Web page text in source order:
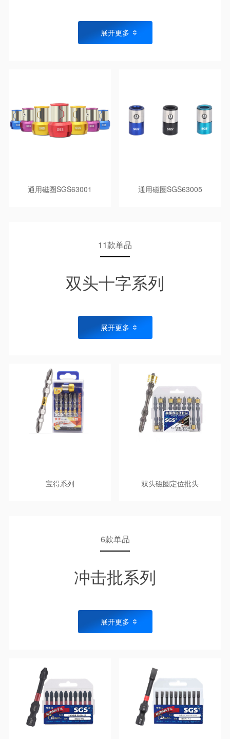
展开更多
通用磁圈SGS63001 通用磁圈SGS63005
11款单品
双头十字系列
展开更多
宝得系列 双头磁圈定位批头
6款单品
冲击批系列
展开更多